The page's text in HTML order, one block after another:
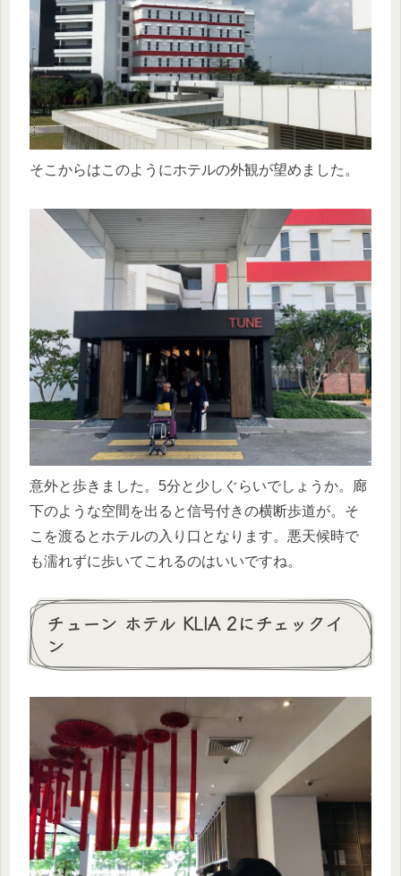
そこからはこのようにホテルの外観が望めました。
意外と歩きました。5分と少しぐらいでしょうか。廊
下のような空間を出ると信号付きの横断歩道が。そ
こを渡るとホテルの入り口となります。悪天候時で
も濡れずに歩いてこれるのはいいですね。
チューン ホテル KLIA 2にチェックイ
ン